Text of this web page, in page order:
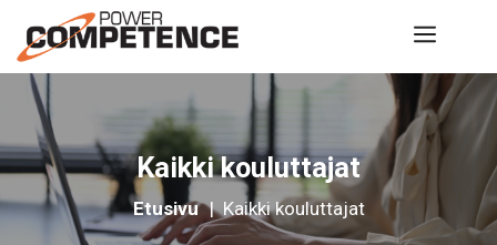
sisältöön
Kaikki kouluttajat
Etusivu | Kaikki kouluttajat